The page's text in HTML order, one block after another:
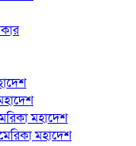
মহাদেশ
মহাদেশ